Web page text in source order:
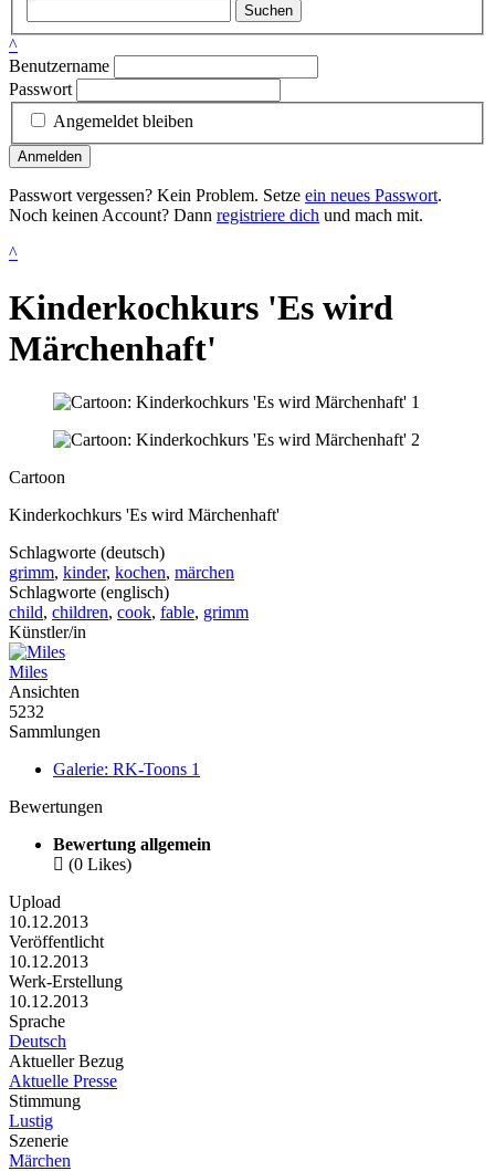
Suchen
^
Benutzername
Passwort
Angemeldet bleiben
Anmelden
Passwort vergessen? Kein Problem. Setze ein neues Passwort.
Noch keinen Account? Dann registriere dich und mach mit.
^
Kinderkochkurs 'Es wird
Märchenhaft'
Cartoon
Kinderkochkurs 'Es wird Märchenhaft'
Schlagworte (deutsch)
grimm, kinder, kochen, märchen
Schlagworte (englisch)
child, children, cook, fable, grimm
Künstler/in
Miles
Ansichten
5232
Sammlungen
Galerie: RK-Toons 1
Bewertungen
Bewertung allgemein
 (0 Likes)
Upload
10.12.2013
Veröffentlicht
10.12.2013
Werk-Erstellung
10.12.2013
Sprache
Deutsch
Aktueller Bezug
Aktuelle Presse
Stimmung
Lustig
Szenerie
Märchen